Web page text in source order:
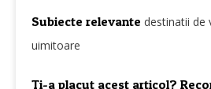
Subiecte relevante destinatii de
uimitoare
Ti-a placut acest articol?